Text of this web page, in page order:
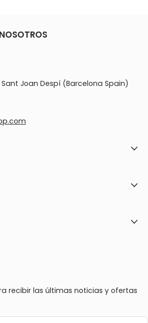
Sant Joan Despí (Barcelona Spain)
recibir las últimas noticias y ofertas